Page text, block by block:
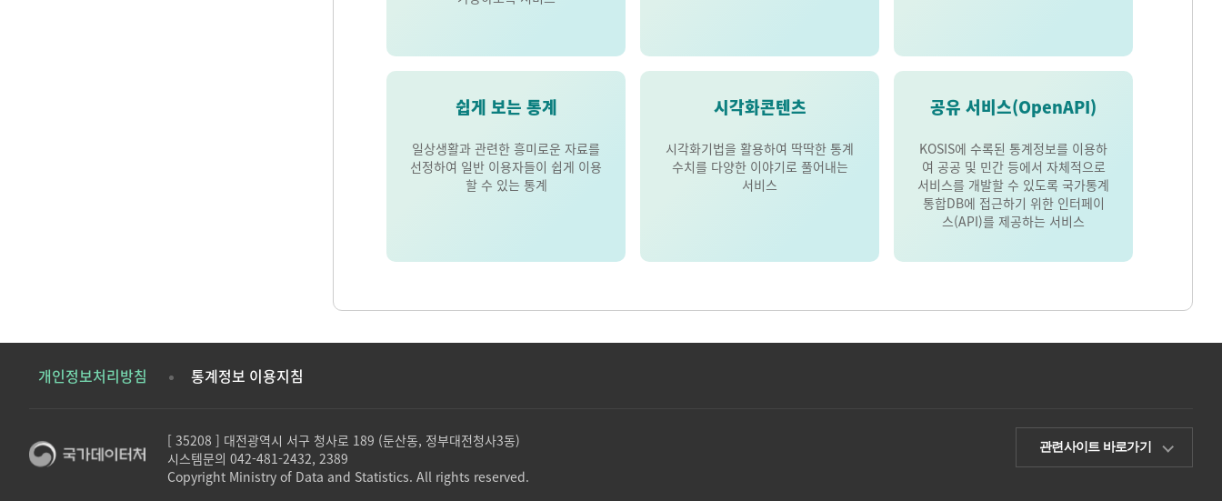
쉽게 보는 통계
일상생활과 관련한 흥미로운 자료를
선정하여 일반 이용자들이 쉽게 이용
할 수 있는 통계
시각화콘텐츠
시각화기법을 활용하여 딱딱한 통계
수치를 다양한 이야기로 풀어내는
서비스
공유 서비스(OpenAPI)
KOSIS에 수록된 통계정보를 이용하
여 공공 및 민간 등에서 자체적으로
서비스를 개발할 수 있도록 국가통계
통합DB에 접근하기 위한 인터페이
스(API)를 제공하는 서비스
개인정보처리방침 통계정보 이용지침
[ 35208 ] 대전광역시 서구 청사로 189 (둔산동, 정부대전청사3동)
시스템문의 042-481-2432, 2389
Copyright Ministry of Data and Statistics. All rights reserved.
관련사이트 바로가기